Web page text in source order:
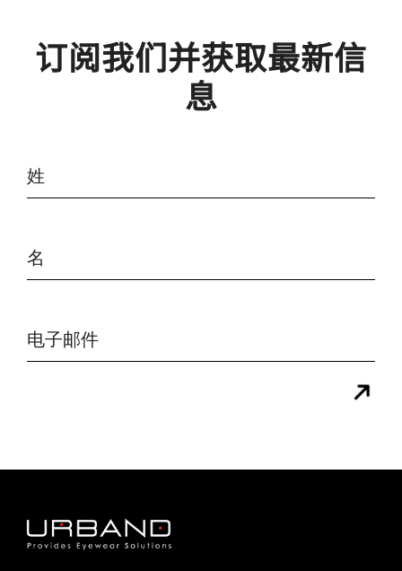
订阅我们并获取最新信
息